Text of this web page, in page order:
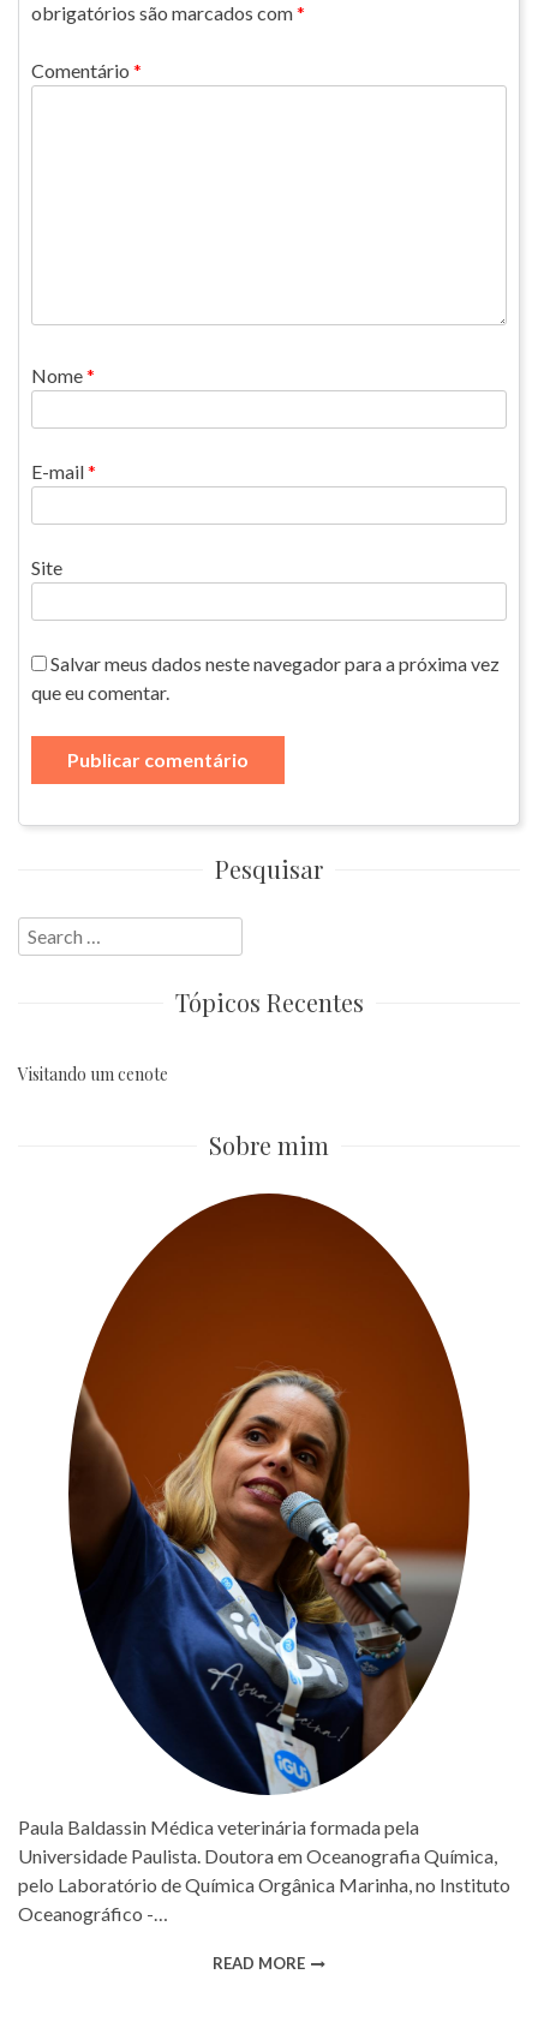
obrigatórios são marcados com*
Comentário *
Nome*
E-mail*
Site
Salvar meus dados neste navegador para a próxima vez
que eu comentar.
Pesquisar
Search
for:
Tópicos Recentes
Visitando um cenote
Sobre mim
Paula Baldassin Médica veterinária formada pela
Universidade Paulista. Doutora em Oceanografia Química,
pelo Laboratório de Química Orgânica Marinha, no Instituto
Oceanográfico -…
READ MORE